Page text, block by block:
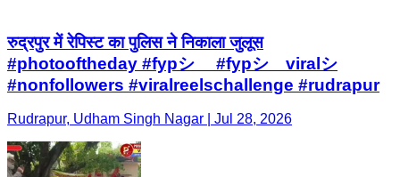
रुद्रपुर में रेपिस्ट का पुलिस ने निकाला जुलूस
#photooftheday #fypシ゚ #fypシ゚viralシ
#nonfollowers #viralreelschallenge #rudrapur
Rudrapur, Udham Singh Nagar | Jul 28, 2026